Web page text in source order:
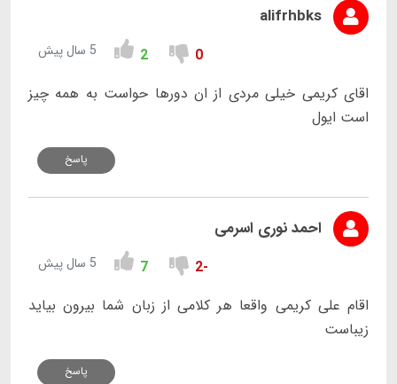
alifrhbks
0
2 5 سال پیش
اقای کریمی خیلی مردی از ان دورها حواست به همه چیز
است ایول
پاسخ
احمد نوری اسرمی
-2
7 5 سال پیش
اقام علی کریمی واقعا هر کلامی از زبان شما بیرون بیاید
زیباست
پاسخ